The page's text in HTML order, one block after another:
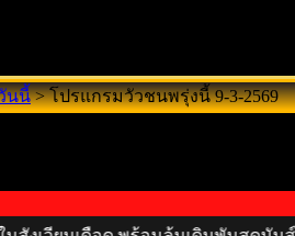
นนี้>โปรแกรมวัวชนพรุ่งนี้ 9-3-2569